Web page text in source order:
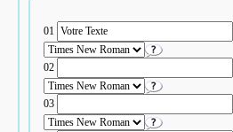
01
02
03